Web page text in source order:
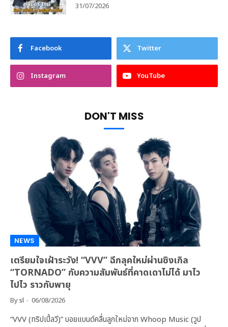
31/07/2026
Facebook Twitter
Instagram YouTube
DON'T MISS
NEWS
เตรียมใจเฝ้าระวัง! “VVV” ฉีกลุคใหม่ผ่านซิงเกิล
“TORNADO” กับความสัมพันธ์ที่คาดเดาไม่ได้ มาไว
ไปไว ราวกับพายุ
Bysl 06/08/2026
“VVV (ทริปเปิ้ลวี)” บอยแบนด์คลื่นลูกใหม่จาก Whoop Music (วูป